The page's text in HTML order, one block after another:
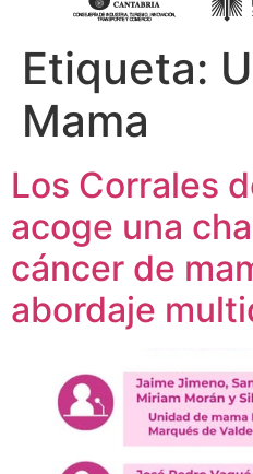
Etiqueta:
Mama
Los Corrales
acoge una
cáncer de
abordaje